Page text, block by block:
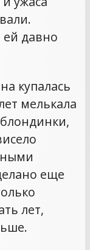
ей давно
купалась
мелькала
еще
лет,